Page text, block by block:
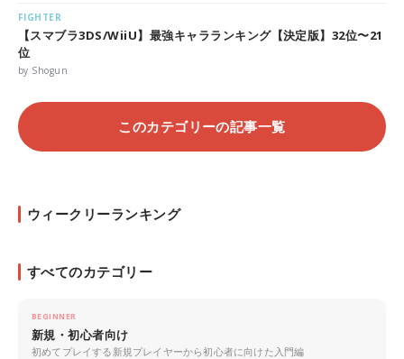
FIGHTER
【スマブラ3DS/WiiU】最強キャラランキング【決定版】32位〜21
位
by Shogun
このカテゴリーの記事一覧
ウィークリーランキング
すべてのカテゴリー
BEGINNER
新規・初心者向け
初めてプレイする新規プレイヤーから初心者に向けた入門編